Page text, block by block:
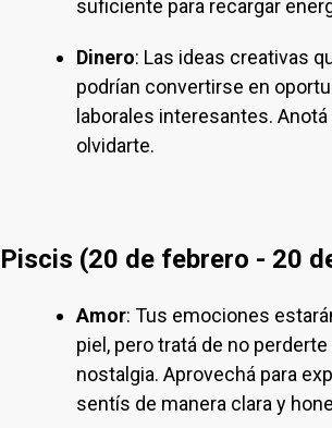
suficiente para recargar
Dinero: Las ideas creativas
podrían convertirse en
laborales interesantes.
olvidarte.
Piscis (20 de febrero - 20
Amor: Tus emociones
piel, pero tratá de no perderte
nostalgia. Aprovechá para
sentís de manera clara y